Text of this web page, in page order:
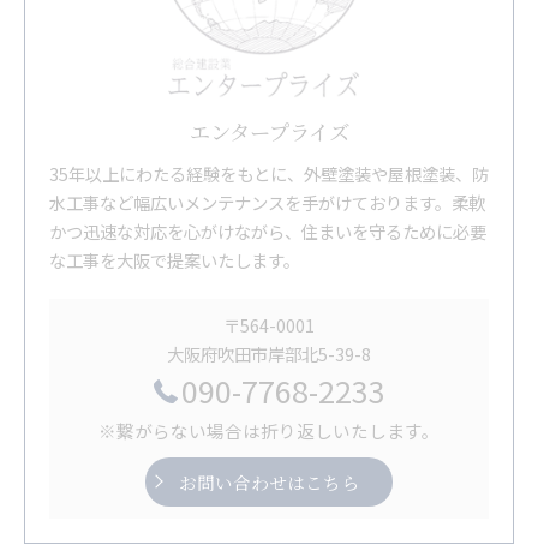
エンタープライズ
35年以上にわたる経験をもとに、外壁塗装や屋根塗装、防
水工事など幅広いメンテナンスを手がけております。柔軟
かつ迅速な対応を心がけながら、住まいを守るために必要
な工事を大阪で提案いたします。
〒564-0001
大阪府吹田市岸部北5-39-8
090-7768-2233
※繋がらない場合は折り返しいたします。
お問い合わせはこちら